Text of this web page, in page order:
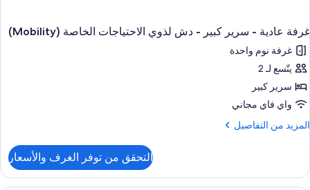
غرفة عادية - سرير كبير - دش لذوي الاحتياجات الخاصة (Mobility)
غرفة نوم واحدة
يتّسع لـ 2
سرير كبير
واي فاي مجاني
المزيد من التفاصيل
المزيد
غرفة
عادية
التحقق من توفر الغرف والأسعار